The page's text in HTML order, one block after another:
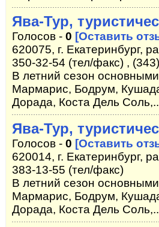
Ява-Тур,
Голосов - 0 [Оставить
620075, г. Екатеринбург,
350-32-54 (тел/факс) ,
В летний сезон
Мармарис, Бодрум,
Дорада, Коста Дель
Ява-Тур,
Голосов - 0 [Оставить
620014, г. Екатеринбург,
383-13-55 (тел/факс)
В летний сезон
Мармарис, Бодрум,
Дорада, Коста Дель